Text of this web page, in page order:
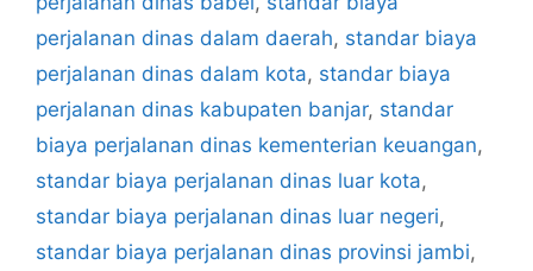
perjalanan dinas dalam daerah, standar biaya
perjalanan dinas dalam kota, standar biaya
perjalanan dinas kabupaten banjar, standar
biaya perjalanan dinas kementerian keuangan,
standar biaya perjalanan dinas luar kota,
standar biaya perjalanan dinas luar negeri,
standar biaya perjalanan dinas provinsi jambi,